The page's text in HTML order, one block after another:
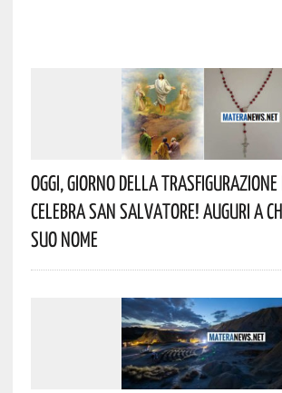
Oggi, Giorno Della Trasfigurazione
Celebra San Salvatore! Auguri A
Suo Nome